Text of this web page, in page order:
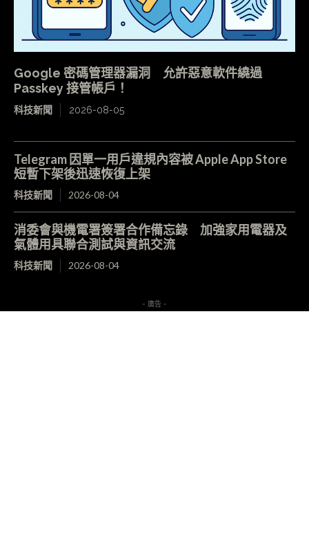
Google 密碼管理器漏洞 允許惡意軟件繞過
Passkey 接管帳戶！
科技新聞 2026-08-05
Telegram 因單一用戶違規內容被 Apple App Store
短暫下架後迅速恢復上架
科技新聞 2026-08-04
消委會與機電署簽署合作備忘錄 加強家用電器及
氣體用具聯合測試與資訊交流
科技新聞 2026-08-04
- 廣告 -